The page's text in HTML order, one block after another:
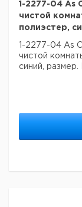
1-2277-04 As
чистой
полиэстер,
1-2277-04 As
чистой
синий, размер. L